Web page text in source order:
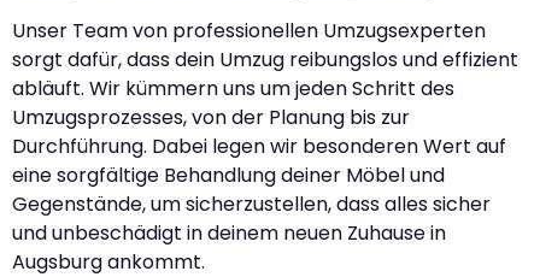
Unser Team von professionellen Umzugsexperten
sorgt dafür, dass dein Umzug reibungslos und effizient
abläuft. Wir kümmern uns um jeden Schritt des
Umzugsprozesses, von der Planung bis zur
Durchführung. Dabei legen wir besonderen Wert auf
eine sorgfältige Behandlung deiner Möbel und
Gegenstände, um sicherzustellen, dass alles sicher
und unbeschädigt in deinem neuen Zuhause in
Augsburg ankommt.